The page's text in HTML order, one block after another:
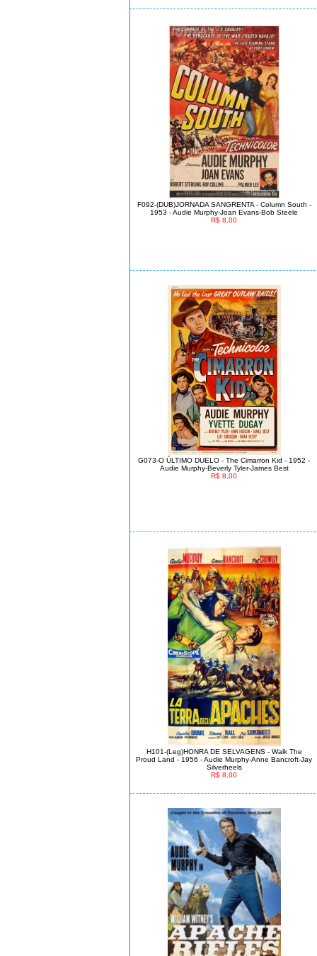
F092-(DUB)JORNADA SANGRENTA - Column South -
1953 - Audie Murphy-Joan Evans-Bob Steele
R$ 8,00
G073-O ÚLTIMO DUELO - The Cimarron Kid - 1952 -
Audie Murphy-Beverly Tyler-James Best
R$ 8,00
H101-(Leg)HONRA DE SELVAGENS - Walk The
Proud Land - 1956 - Audie Murphy-Anne Bancroft-Jay
Silverheels
R$ 8,00